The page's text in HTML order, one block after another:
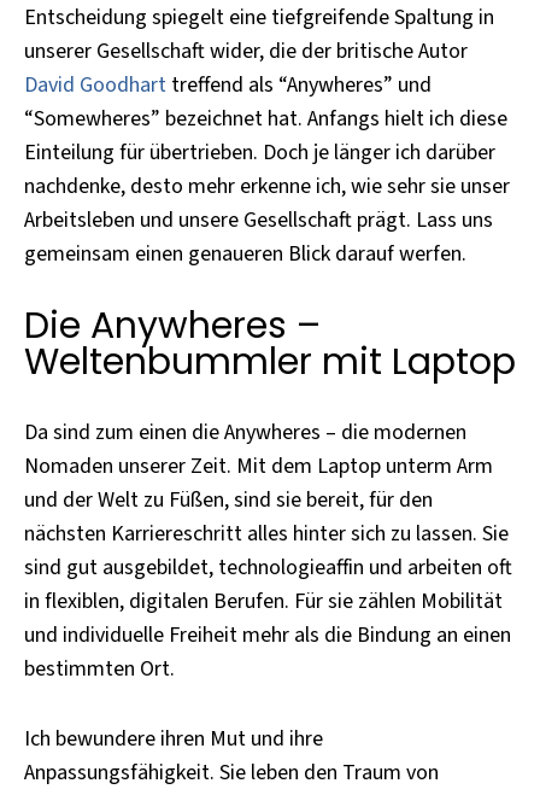
Entscheidung spiegelt eine tiefgreifende Spaltung in
unserer Gesellschaft wider, die der britische Autor
David Goodhart treffend als “Anywheres” und
“Somewheres” bezeichnet hat. Anfangs hielt ich diese
Einteilung für übertrieben. Doch je länger ich darüber
nachdenke, desto mehr erkenne ich, wie sehr sie unser
Arbeitsleben und unsere Gesellschaft prägt. Lass uns
gemeinsam einen genaueren Blick darauf werfen.
Die Anywheres –
Weltenbummler mit Laptop
Da sind zum einen die Anywheres – die modernen
Nomaden unserer Zeit. Mit dem Laptop unterm Arm
und der Welt zu Füßen, sind sie bereit, für den
nächsten Karriereschritt alles hinter sich zu lassen. Sie
sind gut ausgebildet, technologieaffin und arbeiten oft
in flexiblen, digitalen Berufen. Für sie zählen Mobilität
und individuelle Freiheit mehr als die Bindung an einen
bestimmten Ort.
Ich bewundere ihren Mut und ihre
Anpassungsfähigkeit. Sie leben den Traum von